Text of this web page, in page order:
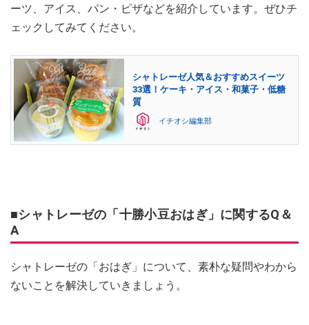
ーツ、アイス、パン・ピザなどを紹介しています。ぜひチ
ェックしてみてください。
シャトレーゼ人気＆おすすめスイーツ
33選！ケーキ・アイス・和菓子・低糖
質
イチオシ編集部
■シャトレーゼの「十勝小豆おはぎ」に関するQ＆
A
シャトレーゼの「おはぎ」について、素朴な疑問やわから
ないことを解決していきましょう。